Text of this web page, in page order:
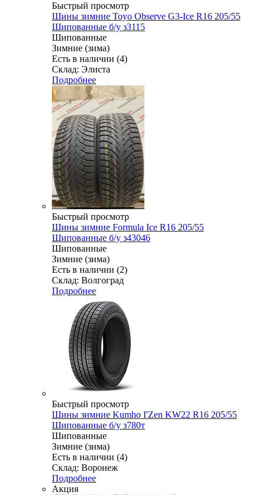
Быстрый просмотр
Шины зимние Toyo Observe G3-Ice R16 205/55
Шипованные б/у з3115
Шипованные
Зимние (зима)
Есть в наличии (4)
Склад: Элиста
Подробнее
Быстрый просмотр
Шины зимние Formula Ice R16 205/55
Шипованные б/у з43046
Шипованные
Зимние (зима)
Есть в наличии (2)
Склад: Волгоград
Подробнее
Быстрый просмотр
Шины зимние Kumho I'Zen KW22 R16 205/55
Шипованные б/у з780т
Шипованные
Зимние (зима)
Есть в наличии (4)
Склад: Воронеж
Подробнее
Акция